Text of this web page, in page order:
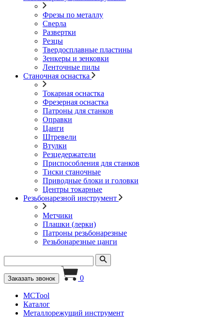
Фрезы по металлу
Сверла
Развертки
Резцы
Твердосплавные пластины
Зенкеры и зенковки
Ленточные пилы
Станочная оснастка
Токарная оснастка
Фрезерная оснастка
Патроны для станков
Оправки
Цанги
Штревели
Втулки
Резцедержатели
Приспособления для станков
Тиски станочные
Приводные блоки и головки
Центры токарные
Резьбонарезной инструмент
Метчики
Плашки (лерки)
Патроны резьбонарезные
Резьбонарезные цанги
Заказать звонок 0
MCTool
Каталог
Металлорежущий инструмент